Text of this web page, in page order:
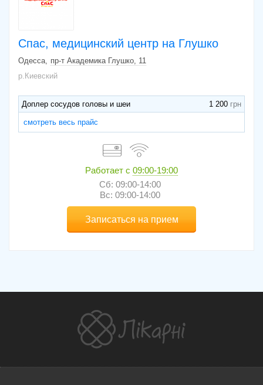
Спас, медицинский центр на Глушко
Одесса
пр-т Академика Глушко, 11
р.Киевский
Доплер сосудов головы и шеи 1 200
смотреть весь прайс
Работает с 09:00-19:00
Сб: 09:00-14:00
Вс: 09:00-14:00
Записаться на прием